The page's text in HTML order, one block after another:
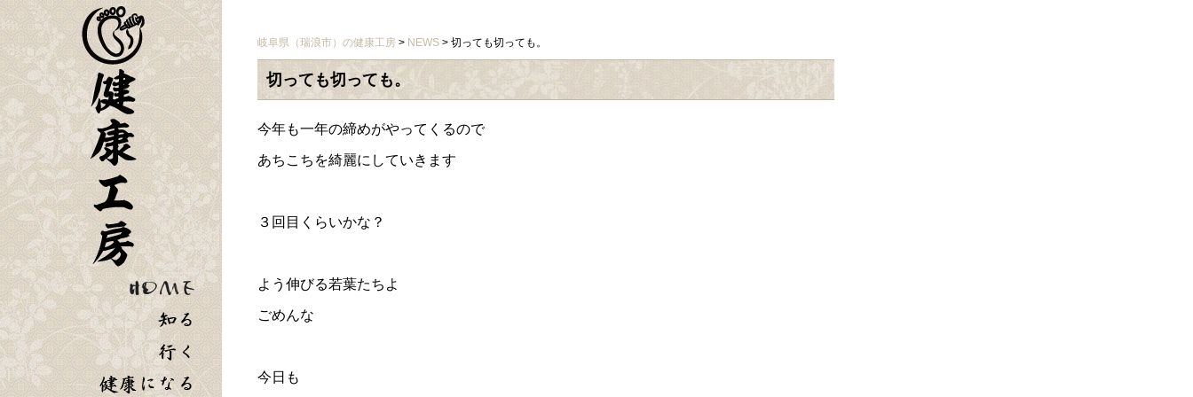
岐阜県（瑞浪市）の健康工房 > NEWS > 切っても切っても。
切っても切っても。
今年も一年の締めがやってくるので
あちこちを綺麗にしていきます
３回目くらいかな？
よう伸びる若葉たちよ
ごめんな
今日も